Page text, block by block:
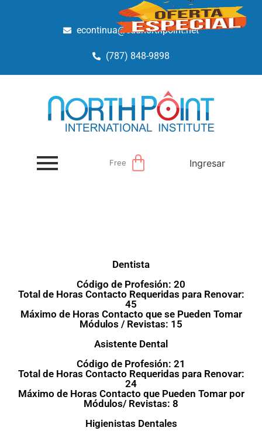
econtinua@edunorthpoint.net
(787) 848-9898
Free Ingresar
Dentista
Código de Profesión: 20
Total de Horas Contacto Requeridas para Renovar:
45
Máximo de Horas Contacto que se Pueden Tomar
Módulos / Revistas: 15
Asistente Dental
Código de Profesión: 21
Total de Horas Contacto Requeridas para Renovar:
24
Máximo de Horas Contacto que Pueden Tomar por
Módulos/ Revistas: 8
Higienistas Dentales